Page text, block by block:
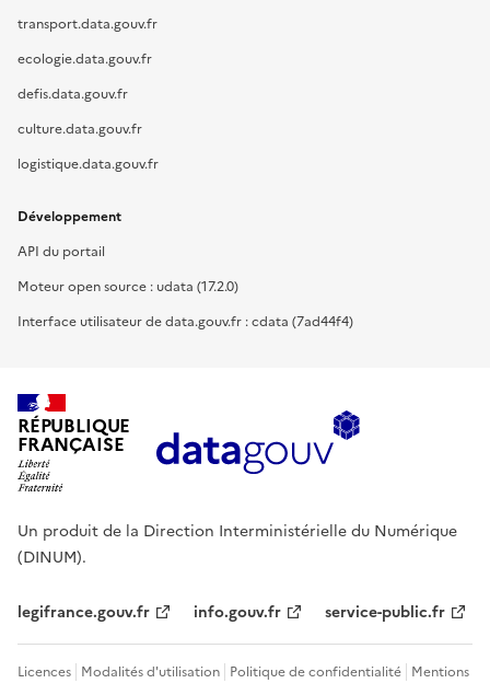
transport.data.gouv.fr
ecologie.data.gouv.fr
defis.data.gouv.fr
culture.data.gouv.fr
logistique.data.gouv.fr
Développement
API du portail
Moteur open source : udata (17.2.0)
Interface utilisateur de data.gouv.fr : cdata (7ad44f4)
RÉPUBLIQUE
FRANÇAISE
Un produit de la Direction Interministérielle du Numérique
(DINUM).
legifrance.gouv.fr info.gouv.fr service-public.fr
Licences Modalités d'utilisation Politique de confidentialité Mentions